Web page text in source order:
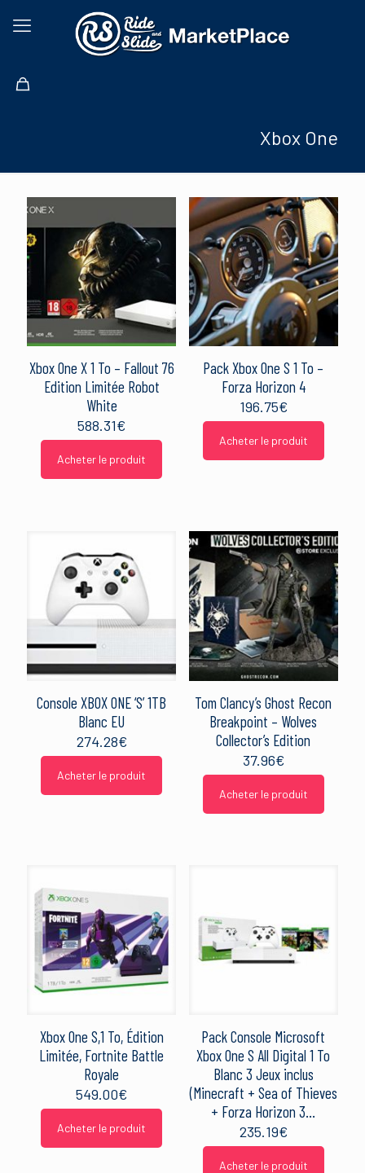
Xbox One
Xbox One X 1 To – Fallout 76
Edition Limitée Robot
White
588.31€
Acheter le produit
Pack Xbox One S 1 To –
Forza Horizon 4
196.75€
Acheter le produit
Console XBOX ONE ‘S’ 1TB
Blanc EU
274.28€
Acheter le produit
Tom Clancy’s Ghost Recon
Breakpoint – Wolves
Collector’s Edition
37.96€
Acheter le produit
Xbox One S,1 To, Édition
Limitée, Fortnite Battle
Royale
549.00€
Acheter le produit
Pack Console Microsoft
Xbox One S All Digital 1 To
Blanc 3 Jeux inclus
(Minecraft + Sea of Thieves
+ Forza Horizon 3…
235.19€
Acheter le produit